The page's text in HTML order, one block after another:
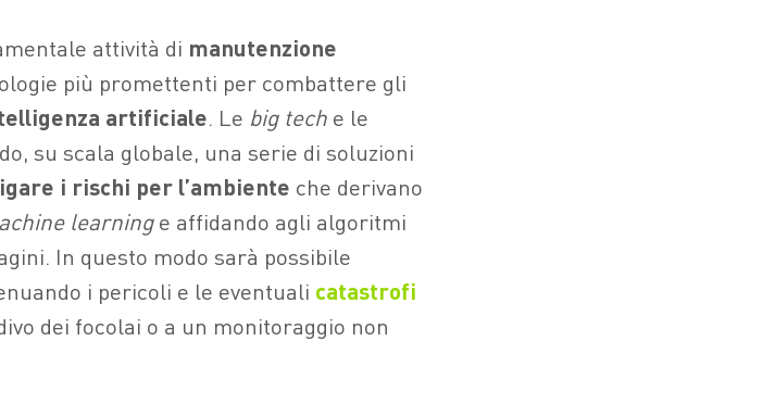
attività di manutenzione
più promettenti per combattere gli
artificiale. Le big tech e le
su scala globale, una serie di soluzioni
i rischi per l’ambiente che derivano
learninge affidando agli algoritmi
In questo modo sarà possibile
i pericoli e le eventuali catastrofi
dei focolai o a un monitoraggio non